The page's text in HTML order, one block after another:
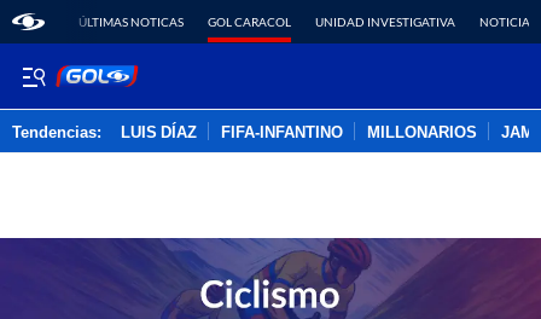
ÚLTIMAS NOTICAS GOL CARACOL UNIDAD INVESTIGATIVA NOTICIAS
Tendencias: LUIS DÍAZ FIFA-INFANTINO MILLONARIOS